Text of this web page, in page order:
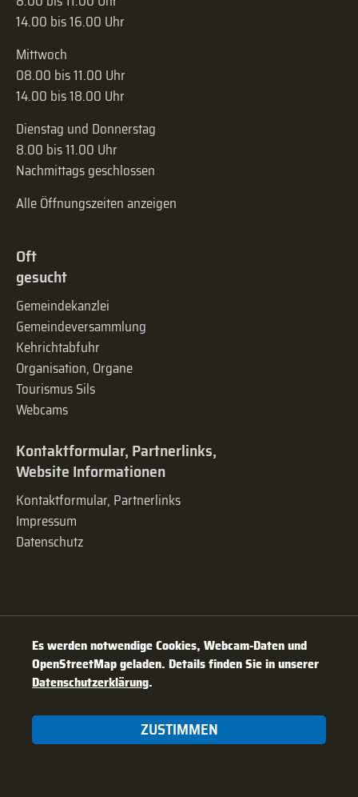
14.00 bis 16.00 Uhr
Mittwoch
08.00 bis 11.00 Uhr
14.00 bis 18.00 Uhr
Dienstag und Donnerstag
8.00 bis 11.00 Uhr
Nachmittags geschlossen
Alle Öffnungszeiten anzeigen
Oft
gesucht
Gemeindekanzlei
Gemeinde­versammlung
Kehrichtabfuhr
Organisation, Organe
Tourismus Sils
Webcams
Kontaktformular, Partnerlinks,
Website Informationen
Kontaktformular, Partnerlinks
Impressum
Datenschutz
Es werden notwendige Cookies, Webcam-Daten und
OpenStreetMap geladen. Details finden Sie in unserer
Datenschutzerklärung.
ZUSTIMMEN